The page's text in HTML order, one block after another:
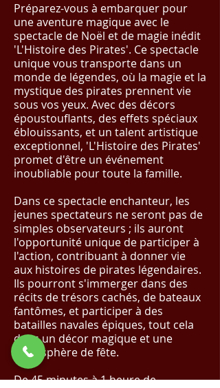
Préparez-vous à embarquer pour
une aventure magique avec le
spectacle de Noël et de magie inédit
'L'Histoire des Pirates'. Ce spectacle
unique vous transporte dans un
monde de légendes, où la magie et la
mystique des pirates prennent vie
sous vos yeux. Avec des décors
époustouflants, des effets spéciaux
éblouissants, et un talent artistique
exceptionnel, 'L'Histoire des Pirates'
promet d'être un événement
inoubliable pour toute la famille.
Dans ce spectacle enchanteur, les
jeunes spectateurs ne seront pas de
simples observateurs ; ils auront
l'opportunité unique de participer à
l'action, contribuant à donner vie
aux histoires de pirates légendaires.
Ils pourront s'immerger dans des
récits de trésors cachés, de bateaux
fantômes, et participer à des
batailles navales épiques, tout cela
dans un décor magique et une
atmosphère de fête.
De 45 minutes à 1 heure de